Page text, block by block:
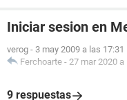
Iniciar sesion en
verog - 3 may 2009 a las 17:31
Ferchoarte - 27 mar 2020 a
9 respuestas